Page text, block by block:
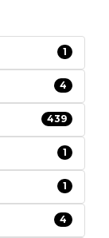
1
4
439
1
1
4